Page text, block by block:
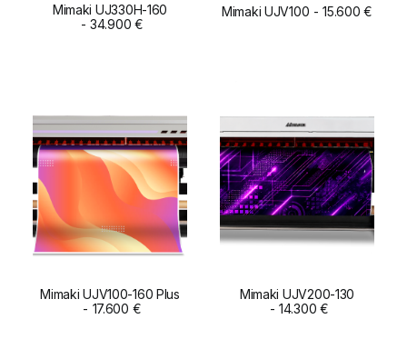
ADD TO CART
Mimaki UJ330H-160
34.900€
Mimaki UJV100 15.600€
ADD TO CART
Mimaki UJV100-160 Plus
17.600 € ADD TO CART
Mimaki UJV200-130
14.300€